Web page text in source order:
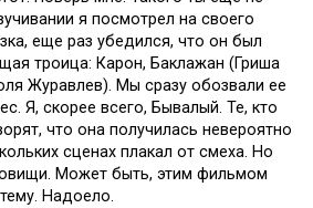
я посмотрел на своего
еще раз убедился, что он был
троица: Карон, Баклажан (Гриша
Журавлев). Мы сразу обозвали ее
Я, скорее всего, Бывалый. Те, кто
что она получилась невероятно
сценах плакал от смеха. Но
Может быть, этим фильмом
Надоело.